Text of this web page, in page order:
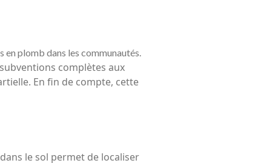
plomb dans les communautés.
complètes aux
En fin de compte, cette
le sol permet de localiser